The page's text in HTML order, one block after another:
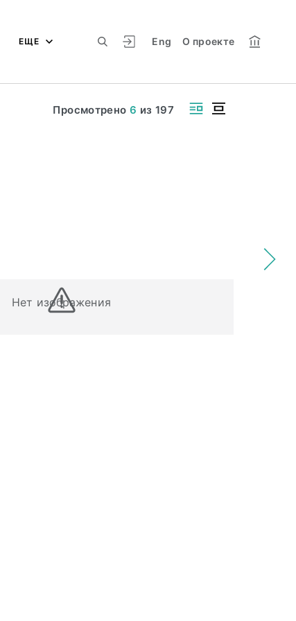
Eng О проекте
ЕЩЕ
Просмотрено 6 из 197
Нет изображения